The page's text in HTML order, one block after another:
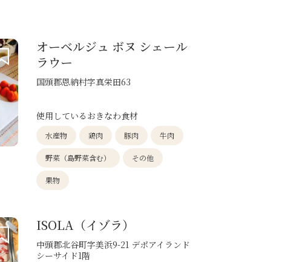
オーベルジュ ボヌ シェール
ラウー
国頭郡恩納村字真栄田63
使用しているおきなわ食材
水産物 鶏肉 豚肉 牛肉
野菜（島野菜含む） その他
果物
ISOLA（イゾラ）
中頭郡北谷町字美浜9-21 デポアイランド
シーサイド1階